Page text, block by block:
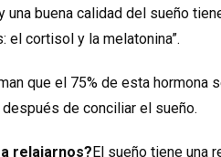
una buena calidad del sueño
el cortisol y la melatonina”.
que el 75% de esta hormona
de conciliar el sueño.
relajarnos?El sueño tiene una